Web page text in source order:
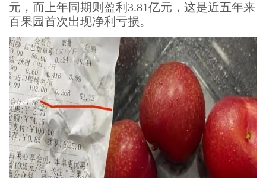
元，而上年同期则盈利3.81亿元，这是近五年来
百果园首次出现净利亏损。